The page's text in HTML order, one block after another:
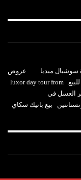
سوشيال ميديا
عروض
luxor day tour from
العسل في
بيع باتيك سكاي